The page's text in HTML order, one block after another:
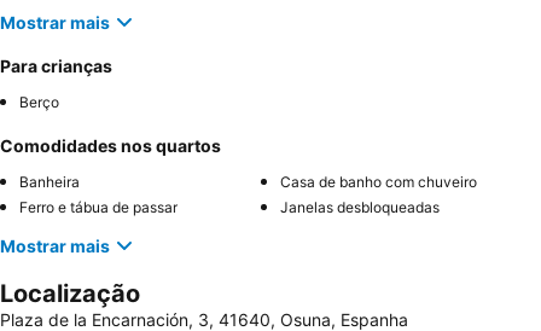
Mostrar mais
Para crianças
Berço
Comodidades nos quartos
Banheira
Casa de banho com chuveiro
Ferro e tábua de passar
Janelas desbloqueadas
Mostrar mais
Localização
Plaza de la Encarnación, 3, 41640, Osuna, Espanha